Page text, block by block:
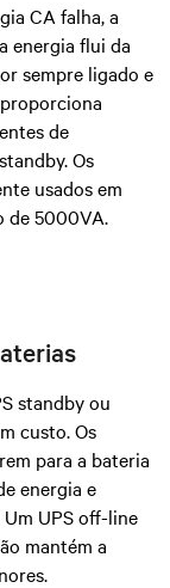
CA falha, a
energia flui da
sempre ligado e
de
Os
usados em
de 5000VA.
standby ou
custo. Os
para a bateria
energia e
UPS off-line
mantém a